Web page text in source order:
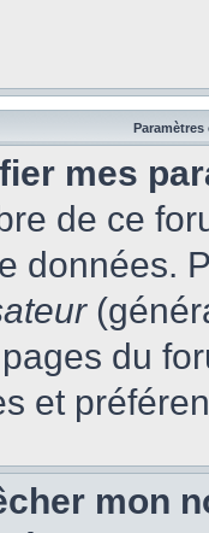
Paramètres
mes
de ce
données.
du
et
mon